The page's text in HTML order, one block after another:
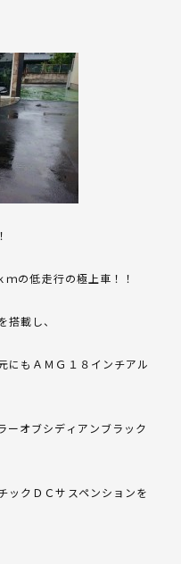
の低走行の極上車！！
搭載し、
にもＡＭＧ１８インチアル
ーオブシディアンブラック
ックＤＣサスペンションを